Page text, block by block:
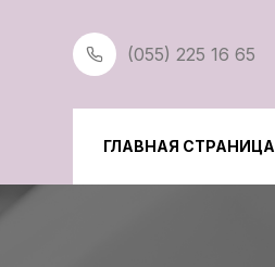
(055) 225 16 65
ГЛАВНАЯ СТРАНИЦА